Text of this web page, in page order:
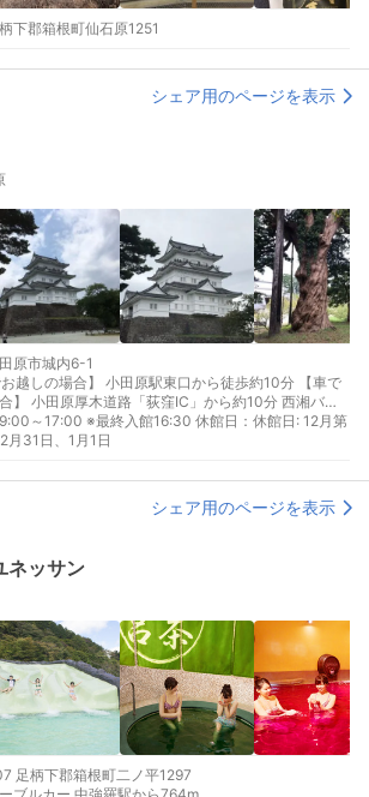
下郡箱根町仙石原1251
シェア用のページを表示
原市城内6-1
越しの場合】 小田原駅東口から徒歩約10分 【車で
】 小田原厚木道路「荻窪IC」から約10分 西湘バイ
IC」から約5分 東名高速道路「大井松田IC」から約
～17:00 ※最終入館16:30 休館日：休館日: 12月第
月31日、1月1日
シェア用のページを表示
ネッサン
足柄下郡箱根町二ノ平1297